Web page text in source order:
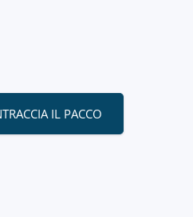
IL PACCO